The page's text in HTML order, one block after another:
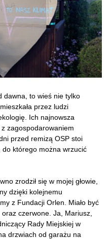
dawna, to wieś nie tylko
przez ludzi
Ich najnowsza
zagospodarowaniem
przed remizą OSP stoi
do którego można wrzucić
zrodził się w mojej głowie,
dzięki kolejnemu
z Fundacji Orlen. Miało być
czerwone. Ja, Mariusz,
Rady Miejskiej w
drzwiach od garażu na